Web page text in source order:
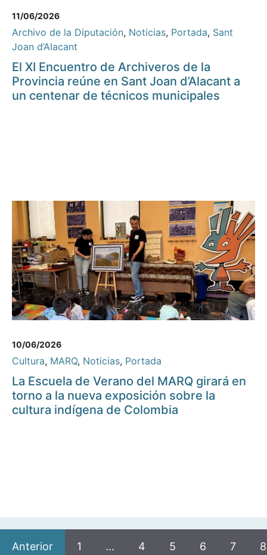
11/06/2026
Archivo de la Diputación, Noticias, Portada, Sant
Joan d’Alacant
El XI Encuentro de Archiveros de la
Provincia reúne en Sant Joan d’Alacant a
un centenar de técnicos municipales
10/06/2026
Cultura, MARQ, Noticias, Portada
La Escuela de Verano del MARQ girará en
torno a la nueva exposición sobre la
cultura indígena de Colombia
Anterior 1 … 4 5 6 7 8